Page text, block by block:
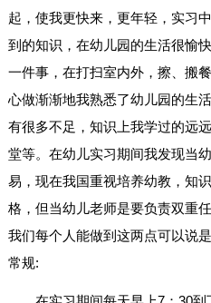
起，使我更快来，更年轻，实习
到的知识，在幼儿园的生活很愉
一件事，在打扫室内外，擦、搬
心做渐渐地我熟悉了幼儿园的生
有很多不足，知识上我学过的远
堂等。在幼儿实习期间我发现当
易，现在我国重视培养幼教，知
格，但当幼儿老师是要负责双重
我们每个人能做到这两点可以说
常规: